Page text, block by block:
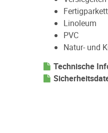
Linoleum
PVC
Natur- und
Technische